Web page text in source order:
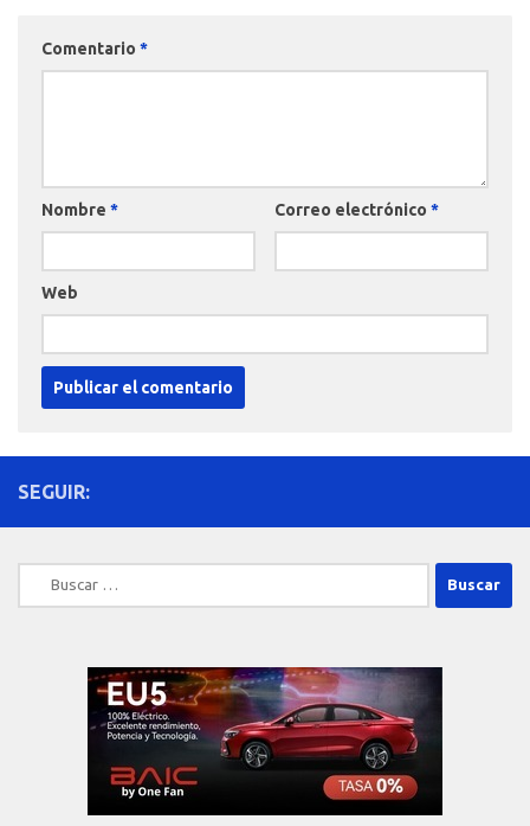
Comentario *
Nombre * Correo electrónico *
Web
SEGUIR:
Buscar: